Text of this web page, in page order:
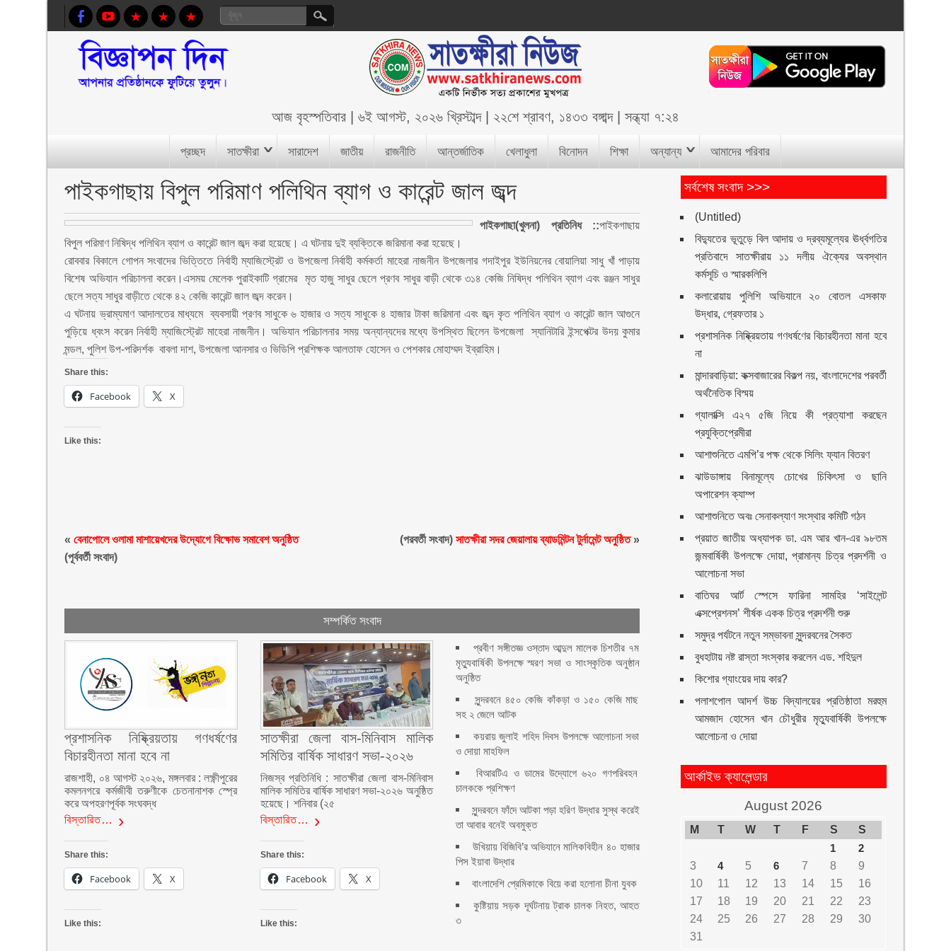
আজ বৃহস্পতিবার| ৬ই আগস্ট, ২০২৬ খ্রিস্টাব্দ| ২২শে শ্রাবণ, ১৪৩৩ বঙ্গাব্দ| সন্ধ্যা ৭:২৪
প্রচ্ছদ সাতক্ষীরা সারাদেশ জাতীয় রাজনীতি আন্তর্জাতিক খেলাধুলা বিনোদন শিক্ষা অন্যান্য আমাদের পরিবার
পাইকগাছায় বিপুল পরিমাণ পলিথিন ব্যাগ ও কারেন্ট জাল জব্দ
পাইকগাছা(খুলনা) প্রতিনিধ ::পাইকগাছায়
বিপুল পরিমাণ নিষিদ্ধ পলিথিন ব্যাগ ও কারেন্ট জাল জব্দ করা হয়েছে। এ ঘটনায় দুই ব্যক্তিকে জরিমানা করা হয়েছে।
রোববার বিকালে গোপন সংবাদের ভিত্তিতে নির্বাহী ম্যাজিস্ট্রেট ও উপজেলা নির্বাহী কর্মকর্তা মাহেরা নাজনীন উপজেলার গদাইপুর ইউনিয়নের বোয়ালিয়া সাধু খাঁ পাড়ায়
বিশেষ অভিযান পরিচালনা করেন।এসময় মেলেক পুরাইকাটি গ্রামের মৃত হাজু সাধুর ছেলে প্রণব সাধুর বাড়ী থেকে ৩১৪ কেজি নিষিদ্ধ পলিথিন ব্যাগ এবং রঞ্জন সাধুর
ছেলে সত্য সাধুর বাড়ীতে থেকে ৪২ কেজি কারেন্ট জাল জব্দ করেন।
এ ঘটনায় ভ্রাম্যমাণ আদালতের মাধ্যমে ব্যবসায়ী প্রণব সাধুকে ৬ হাজার ও সত্য সাধুকে ৪ হাজার টাকা জরিমানা এবং জব্দ কৃত পলিথিন ব্যাগ ও কারেন্ট জাল আগুনে
পুড়িয়ে ধ্বংস করেন নির্বাহী ম্যাজিস্ট্রেট মাহেরা নাজনীন। অভিযান পরিচালনার সময় অন্যান্যদের মধ্যে উপস্থিত ছিলেন উপজেলা স্যানিটারি ইন্সপেক্টর উদয় কুমার
মন্ডল, পুলিশ উপ-পরিদর্শক বাবলা দাশ, উপজেলা আনসার ও ভিডিপি প্রশিক্ষক আলতাফ হোসেন ও পেশকার মোহাম্মদ ইব্রাহিম।
Share this:
Facebook X
Like this:
«বেনাপোলে ওলামা মাশায়েখদের উদ্যোগে বিক্ষোভ সমাবেশ অনুষ্ঠিত
(পূর্ববর্তী সংবাদ)
(পরবর্তী সংবাদ)সাতক্ষীরা সদর জেয়ালায় ব্যাডমিন্টন টুর্নামেন্ট অনুষ্ঠিত»
সম্পর্কিত সংবাদ
প্রশাসনিক নিষ্ক্রিয়তায় গণধর্ষণের
বিচারহীনতা মানা হবে না
রাজশাহী, ০৪ আগস্ট ২০২৬, মঙ্গলবার : লক্ষ্ণীপুরের
কমলনগরে কর্মজীবী তরুণীকে চেতনানাশক স্প্রে
করে অপহরণপূর্বক সংঘবদ্ধ
বিস্তারিত…
Share this:
Facebook X
Like this:
সাতক্ষীরা জেলা বাস-মিনিবাস মালিক
সমিতির বার্ষিক সাধারণ সভা-২০২৬
নিজস্ব প্রতিনিধি : সাতক্ষীরা জেলা বাস-মিনিবাস
মালিক সমিতির বার্ষিক সাধারণ সভা-২০২৬ অনুষ্ঠিত
হয়েছে। শনিবার (২৫
বিস্তারিত…
Share this:
Facebook X
Like this:
প্রবীণ সঙ্গীতজ্ঞ ওস্তাদ আব্দুল মালেক চিশতীর ৭ম
মৃত্যুবার্ষিকী উপলক্ষে স্মরণ সভা ও সাংস্কৃতিক অনুষ্ঠান
অনুষ্ঠিত
সুন্দরবনে ৪৫০ কেজি কাঁকড়া ও ১৫০ কেজি মাছ
সহ ২ জেলে আটক
কয়রায় জুলাই শহিদ দিবস উপলক্ষে আলোচনা সভা
ও দোয়া মাহফিল
বিআরটিএ ও ডামের উদ্যোগে ৬২০ গণপরিবহন
চালককে প্রশিক্ষণ
সুন্দরবনে ফাঁদে আটকা পড়া হরিণ উদ্ধার সুস্থ করেই
তা আবার বনেই অবমুক্ত
উখিয়ায় বিজিবি’র অভিযানে মালিকবিহীন ৪০ হাজার
পিস ইয়াবা উদ্ধার
বাংলাদেশি প্রেমিকাকে বিয়ে করা হলোনা চীনা যুবক
কুষ্টিয়ায় সড়ক দূর্ঘটনায় ট্রাক চালক নিহত, আহত
৩
সর্বশেষ সংবাদ >>>
(Untitled)
বিদ্যুতের ভূতুড়ে বিল আদায় ও দ্রব্যমূল্যের ঊর্ধ্বগতির
প্রতিবাদে সাতক্ষীরায় ১১ দলীয় ঐক্যের অবস্থান
কর্মসূচি ও স্মারকলিপি
কলারোয়ায় পুলিশি অভিযানে ২০ বোতল এসকাফ
উদ্ধার, গ্রেফতার ১
প্রশাসনিক নিষ্ক্রিয়তায় গণধর্ষণের বিচারহীনতা মানা হবে
না
মান্দারবাড়িয়া: কক্সবাজারের বিকল্প নয়, বাংলাদেশের পরবর্তী
অর্থনৈতিক বিস্ময়
গ্যালাক্সি এ২৭ ৫জি নিয়ে কী প্রত্যাশা করছেন
প্রযুক্তিপ্রেমীরা
আশাশুনিতে এমপি’র পক্ষ থেকে সিলিং ফ্যান বিতরণ
ঝাউডাঙ্গায় বিনামূল্যে চোখের চিকিৎসা ও ছানি
অপারেশন ক্যাম্প
আশাশুনিতে অবঃ সেনাকল্যাণ সংস্থার কমিটি গঠন
প্রয়াত জাতীয় অধ্যাপক ডা. এম আর খান-এর ৯৮তম
জন্মবার্ষিকী উপলক্ষে দোয়া, প্রামান্য চিত্র প্রদর্শনী ও
আলোচনা সভা
বাতিঘর আর্ট স্পেসে ফারিনা সামহির ‘সাইলেন্ট
এক্সপ্রেশনস’ শীর্ষক একক চিত্র প্রদর্শনী শুরু
সমুদ্র পর্যটনে নতুন সম্ভাবনা সুন্দরবনের সৈকত
বুধহাটায় নষ্ট রাস্তা সংস্কার করলেন এড. শহিদুল
কিশোর গ্যাংয়ের দায় কার?
পলাশপোল আদর্শ উচ্চ বিদ্যালয়ের প্রতিষ্ঠাতা মরহুম
আমজাদ হোসেন খান চৌধুরীর মৃত্যুবার্ষিকী উপলক্ষে
আলোচনা ও দোয়া
আর্কাইভ ক্যালেন্ডার
August 2026
M T W T F S
S
1
2
3
4 5 6 7 8
9
10
11 12 13 14 15
16
17
18 19 20 21 22
23
24
25 26 27 28 29
30
31